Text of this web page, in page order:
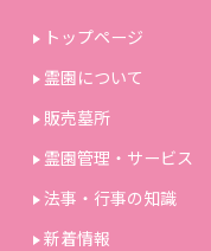
トップページ
霊園について
販売墓所
霊園管理・サービス
法事・行事の知識
新着情報